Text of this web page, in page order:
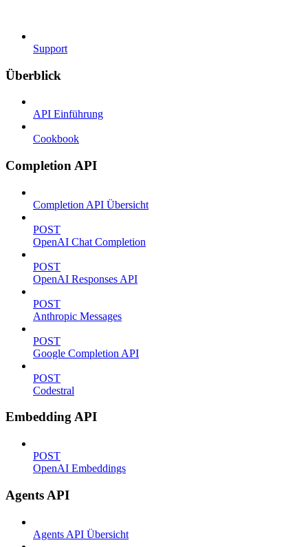
Support
Überblick
API Einführung
Cookbook
Completion API
Completion API Übersicht
POST
OpenAI Chat Completion
POST
OpenAI Responses API
POST
Anthropic Messages
POST
Google Completion API
POST
Codestral
Embedding API
POST
OpenAI Embeddings
Agents API
Agents API Übersicht